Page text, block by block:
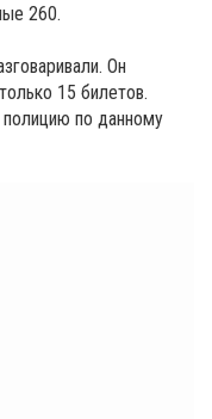
260.
Он
15 билетов.
по данному